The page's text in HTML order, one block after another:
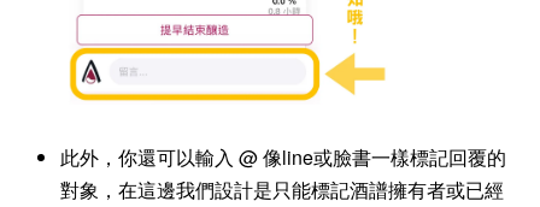
此外，你還可以輸入 @ 像line或臉書一樣標記回覆的
對象，在這邊我們設計是只能標記酒譜擁有者或已經